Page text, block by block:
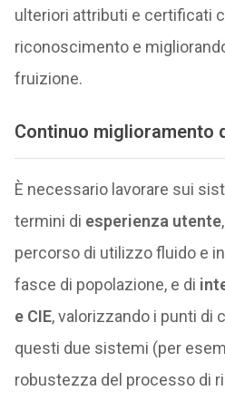
ulteriori attributi e certificati
riconoscimento e
fruizione.
Continuo miglioramento
È necessario lavorare sui
termini di esperienza utente
percorso di utilizzo fluido e
fasce di popolazione, e di
e CIE, valorizzando i punti di
questi due sistemi (per
robustezza del processo di